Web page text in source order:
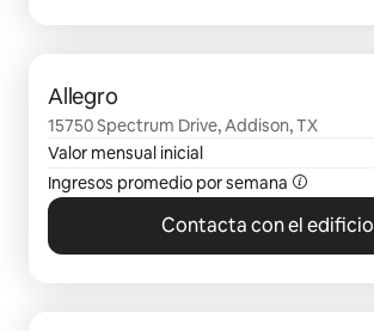
Allegro
15750 Spectrum Drive, Addison, TX
Valor mensual inicial
Ingresos promedio por semana
Contacta con el edificio